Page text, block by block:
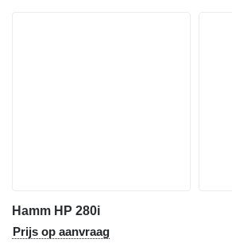
Hamm HP 280i
Prijs op aanvraag